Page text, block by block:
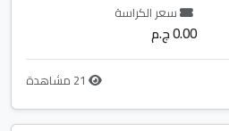
سعر الكراسة
0.00 ج.م